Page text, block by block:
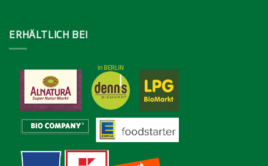
ERHÄLTLICH BEI